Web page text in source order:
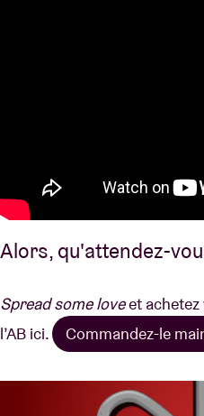
Alors, qu'attendez-
Spread some loveet achetez
l’AB ici.
Commandez-le